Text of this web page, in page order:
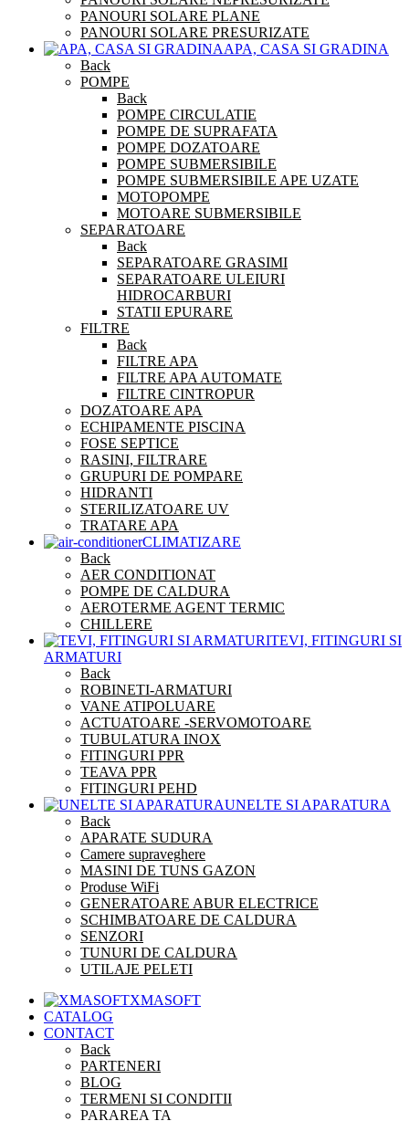
PANOURI SOLARE PLANE
PANOURI SOLARE PRESURIZATE
APA, CASA SI GRADINA
Back
POMPE
Back
POMPE CIRCULATIE
POMPE DE SUPRAFATA
POMPE DOZATOARE
POMPE SUBMERSIBILE
POMPE SUBMERSIBILE APE UZATE
MOTOPOMPE
MOTOARE SUBMERSIBILE
SEPARATOARE
Back
SEPARATOARE GRASIMI
SEPARATOARE ULEIURI
HIDROCARBURI
STATII EPURARE
FILTRE
Back
FILTRE APA
FILTRE APA AUTOMATE
FILTRE CINTROPUR
DOZATOARE APA
ECHIPAMENTE PISCINA
FOSE SEPTICE
RASINI, FILTRARE
GRUPURI DE POMPARE
HIDRANTI
STERILIZATOARE UV
TRATARE APA
CLIMATIZARE
Back
AER CONDITIONAT
POMPE DE CALDURA
AEROTERME AGENT TERMIC
CHILLERE
TEVI, FITINGURI SI
ARMATURI
Back
ROBINETI-ARMATURI
VANE ATIPOLUARE
ACTUATOARE -SERVOMOTOARE
TUBULATURA INOX
FITINGURI PPR
TEAVA PPR
FITINGURI PEHD
UNELTE SI APARATURA
Back
APARATE SUDURA
Camere supraveghere
MASINI DE TUNS GAZON
Produse WiFi
GENERATOARE ABUR ELECTRICE
SCHIMBATOARE DE CALDURA
SENZORI
TUNURI DE CALDURA
UTILAJE PELETI
XMASOFT
CATALOG
CONTACT
Back
PARTENERI
BLOG
TERMENI SI CONDITII
PARAREA TA